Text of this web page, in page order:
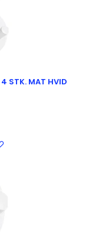
STK. MAT HVID